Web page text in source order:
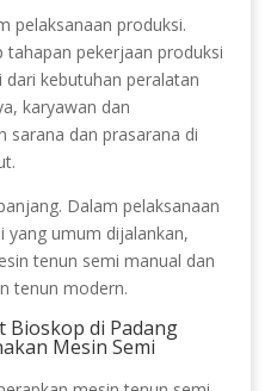
pelaksanaan produksi.
tahapan pekerjaan produksi
kebutuhan peralatan
karyawan dan
sarana dan prasarana di
Dalam pelaksanaan
yang umum dijalankan,
tenun semi manual dan
tenun modern.
Bioskop di Padang
Mesin Semi